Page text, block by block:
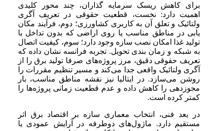
برای کاهش ریسک سرمایه گذاران، چند محور کلیدی
اهمیت دارد: نخست، قطعیت حقوقی در تعریف آگری
ولتائیک و تعلق آن به کاربری کشاورزی؛ دوم، فرآیند مکان
یابی در مناطق مناسب یا روی اراضی که بدون تداخل با
تولید غذا امکان نصب سازه وجود دارد؛ سوم، کیفیت اتصال
به شبکه و زمان بندی تحویل. تجربه فرانسه نشان داده که
تعریف حقوقی دقیق، مرز پروژه‌های صرفا تولید برق را از
آگری ولتائیک واقعی جدا می‌کند و مسیر تنظیم مقررات را
روشن می‌سازد. در ایتالیا نیز نقشه مناطق مناسب، بار
مجوزدهی را کاهش داده و عدم قطعیت زمانی پروژه‌ها را
کمتر کرده است.
در بعد فنی، انتخاب معماری سازه بر اقتصاد برق اثر
مستقیم دارد. ماژول‌های دوطرفه در آرایش عمودی یا